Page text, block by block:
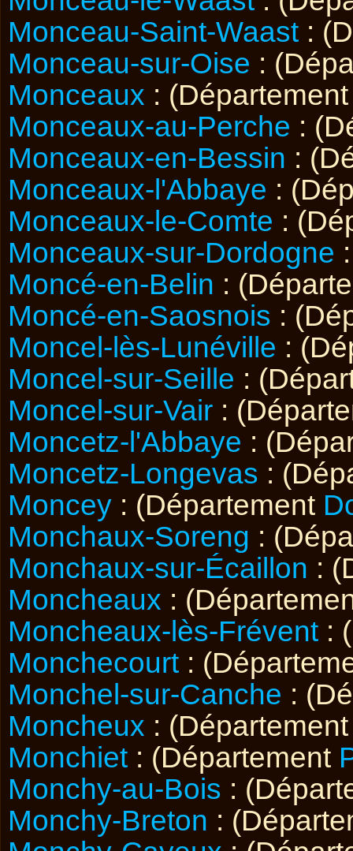
Monceau-Saint-Waast :
Monceau-sur-Oise :
Monceaux :
Monceaux-au-Perche :
Monceaux-en-Bessin :
Monceaux-l'Abbaye :
Monceaux-le-Comte :
Monceaux-sur-Dordogne
Moncé-en-Belin :
Moncé-en-Saosnois :
Moncel-lès-Lunéville :
Moncel-sur-Seille :
Moncel-sur-Vair :
Moncetz-l'Abbaye :
Moncetz-Longevas :
Moncey : (Département
Monchaux-Soreng :
Monchaux-sur-Écaillon :
Moncheaux :
Moncheaux-lès-Frévent :
Monchecourt :
Monchel-sur-Canche :
Moncheux :
Monchiet : (Département
Monchy-au-Bois :
Monchy-Breton :